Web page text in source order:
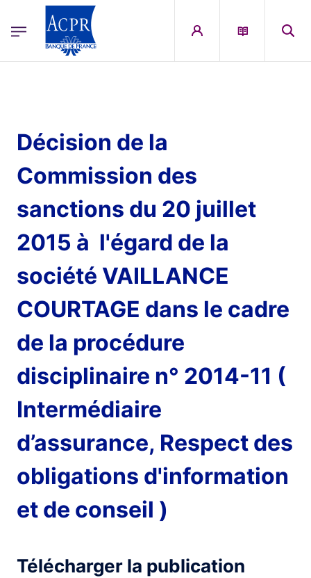
ACPR Menu Principal (French)
Décision de la
Commission des
sanctions du 20 juillet
2015 à l'égard de la
société VAILLANCE
COURTAGE dans le cadre
de la procédure
disciplinaire n° 2014-11 (
Intermédiaire
d’assurance, Respect des
obligations d'information
et de conseil )
Télécharger la publication